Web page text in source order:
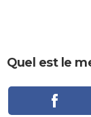
Dictionnaire
Biographies
Expressions
Proverbes
PROGRAMME TV
Quel est le